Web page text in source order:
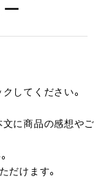
してください。
文に商品の感想やご
だけます。